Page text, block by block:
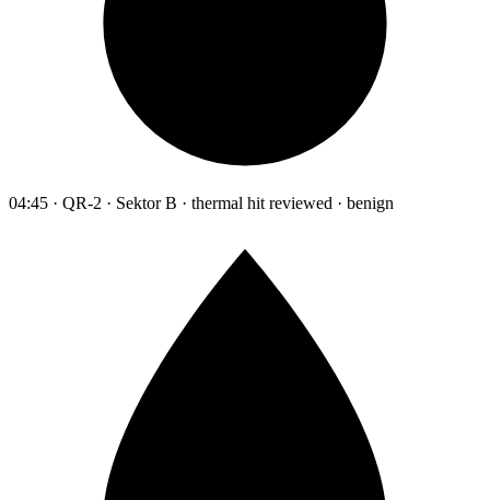
04:45 · QR-2 · Sektor B · thermal hit reviewed · benign